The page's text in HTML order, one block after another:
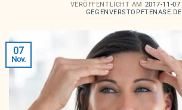
VERÖFFENTLICHT AM 2017-11-07
GEGENVERSTOPFTENASE.DE
07
Nov.